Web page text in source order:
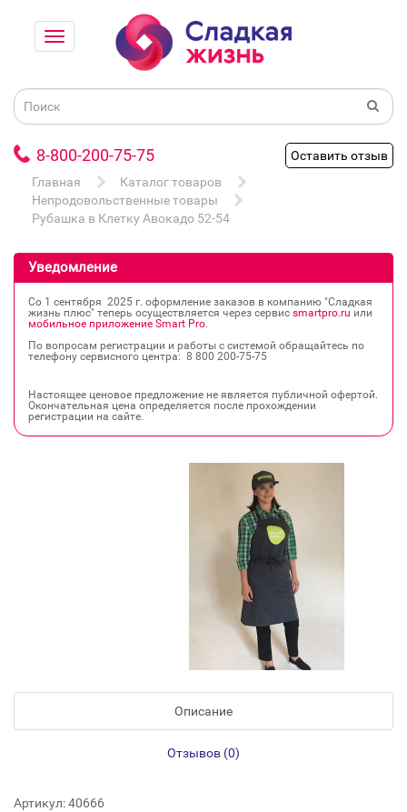
8-800-200-75-75
Оставить отзыв
Главная
Каталог товаров
Непродовольственные товары
Рубашка в Клетку Авокадо 52-54
Уведомление
Со 1 сентября 2025 г. оформление заказов в компанию "Сладкая
жизнь плюс" теперь осуществляется через сервис smartpro.ru или
мобильное приложение Smart Pro.
По вопросам регистрации и работы с системой обращайтесь по
телефону сервисного центра: 8 800 200‐75‐75
Настоящее ценовое предложение не является публичной офертой.
Окончательная цена определяется после прохождении
регистрации на сайте.
Описание
Отзывов (0)
Артикул: 40666